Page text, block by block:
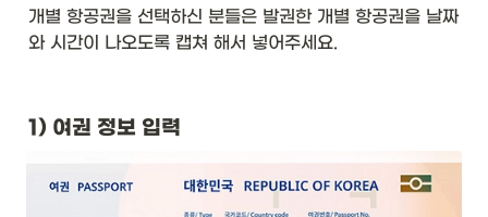
개별 항공권을 선택하신 분들은 발권한 개별 항공권을 날짜
와 시간이 나오도록 캡쳐 해서 넣어주세요.
1) 여권 정보 입력